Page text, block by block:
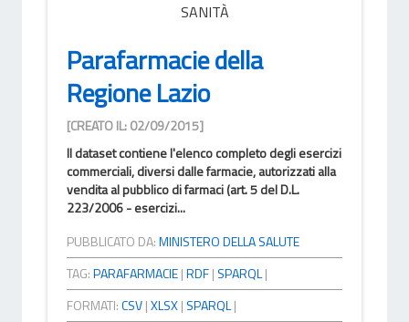
SANITÀ
Parafarmacie della
Regione Lazio
[CREATO IL: 02/09/2015]
Il dataset contiene l'elenco completo degli esercizi
commerciali, diversi dalle farmacie, autorizzati alla
vendita al pubblico di farmaci (art. 5 del D.L.
223/2006 - esercizi...
PUBBLICATO DA:MINISTERO DELLA SALUTE
TAG:PARAFARMACIE|RDF| SPARQL|
FORMATI:CSV|XLSX| SPARQL|